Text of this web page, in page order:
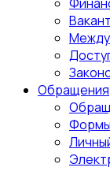
Обращения